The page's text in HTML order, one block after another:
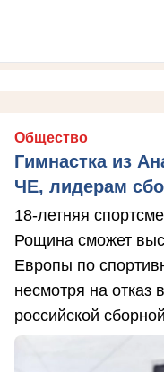
Общество
Гимнастка из
ЧЕ, лидерам
18-летняя
Рощина сможет
Европы по
несмотря на отказ
российской